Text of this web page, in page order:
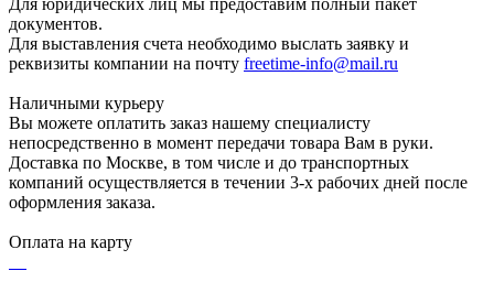
документов.
Для выставления счета необходимо выслать заявку и
реквизиты компании на почту freetime-info@mail.ru
Наличными курьеру
Вы можете оплатить заказ нашему специалисту
непосредственно в момент передачи товара Вам в руки.
Доставка по Москве, в том числе и до транспортных
компаний осуществляется в течении 3-х рабочих дней после
оформления заказа.
Оплата на карту